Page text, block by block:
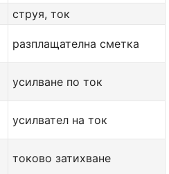
струя, ток
разплащателна сметка
усилване по ток
усилвател на ток
токово затихване